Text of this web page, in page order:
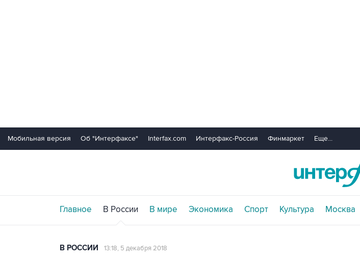
Мобильная версия Об "Интерфаксе" Interfax.com Интерфакс-Россия Финмаркет Еще...
Главное В России В мире Экономика Спорт Культура Москва
В РОССИИ 13:18, 5 декабря 2018